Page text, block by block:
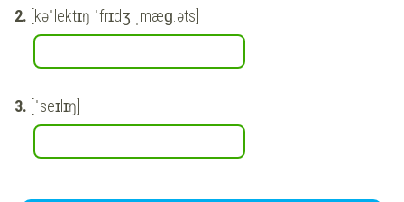
[kəˈlektɪŋ ˈfrɪdʒ ˌmæɡ.əts]
[ˈseɪlɪŋ]